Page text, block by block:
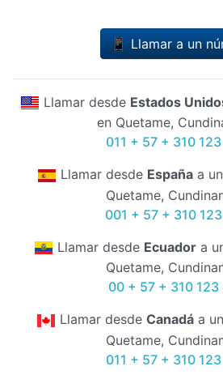
📱 Llamar a un
Llamar desde Estados
en Quetame,
011 + 57 + 310
Llamar desde Españaa un
Quetame,
001 + 57 + 310
Llamar desde Ecuadora
Quetame,
00 + 57 + 310 123
Llamar desde Canadáa un
Quetame,
011 + 57 + 310